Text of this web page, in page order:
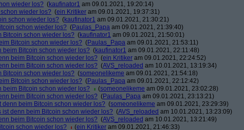
wieder los? (kaufinator1 am 09.01.2021, 19:20:14)
wieder los? (ein Kritiker am 09.01.2021, 19:37:31)
schon wieder los? (kaufinator1 am 09.01.2021, 21:30:21)
schon wieder los? (Paulas_Papa am 09.01.2021, 21:39:40)
Bitcoin schon wieder los? (kaufinator1 am 09.01.2021, 21:50:01)
Bitcoin schon wieder los? (Paulas_Papa am 09.01.2021, 21:53:11)
beim Bitcoin schon wieder los? (kaufinator1 am 09.01.2021, 22:11:48)
beim Bitcoin schon wieder los? (ein Kritiker am 09.01.2021, 22:24:52)
beim Bitcoin schon wieder los? (AVS_reloaded am 10.01.2021, 13:19:34)
Bitcoin schon wieder los? (someonelikeme am 09.01.2021, 21:54:18)
Bitcoin schon wieder los? (Paulas_Papa am 09.01.2021, 22:12:42)
beim Bitcoin schon wieder los?
(someonelikeme am 09.01.2021, 23:02:28)
beim Bitcoin schon wieder los? (Paulas_Papa am 09.01.2021, 23:13:21)
denn beim Bitcoin schon wieder los? (someonelikeme am 09.01.2021, 23:29:39)
ist denn beim Bitcoin schon wieder los? (AVS_reloaded am 10.01.2021, 13:23:09)
beim Bitcoin schon wieder los? (AVS_reloaded am 10.01.2021, 13:21:49)
schon wieder los?
(ein Kritiker am 09.01.2021, 21:46:33)